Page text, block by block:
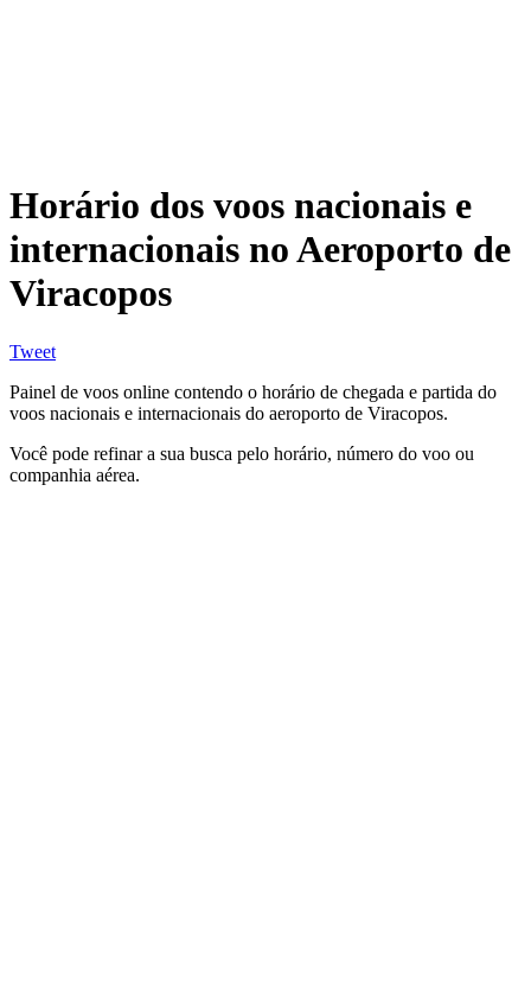
Horário dos voos nacionais e
internacionais no Aeroporto de
Viracopos
Tweet
Painel de voos online contendo o horário de chegada e partida do
voos nacionais e internacionais do aeroporto de Viracopos.
Você pode refinar a sua busca pelo horário, número do voo ou
companhia aérea.